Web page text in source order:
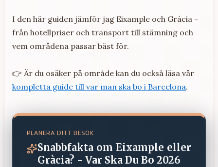
I den här guiden jämför jag Eixample och Gràcia -
från hotellpriser och transport till stämning och
vem områdena passar bäst för.
👉 Är du osäker på område kan du också läsa vår
kompletta guide till var man ska bo i Barcelona.
PLANERA DITT BESÖK
Snabbfakta om Eixample eller
Gràcia? - Var Ska Du Bo 2026